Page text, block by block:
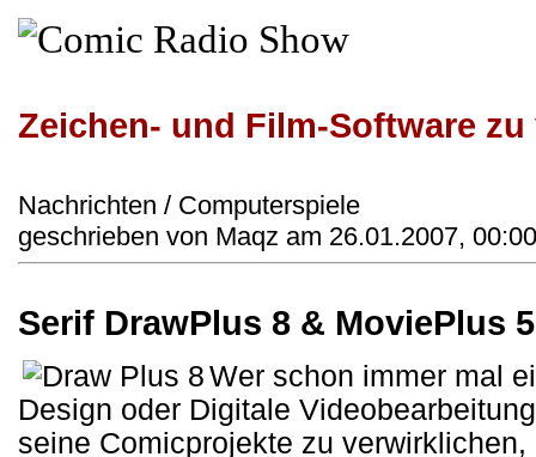
Zeichen- und Film-Software
Nachrichten / Computerspiele
geschrieben von Maqz am 26.01.2007,
Serif DrawPlus 8 & MoviePlus 5
Wer schon immer mal
Design oder Digitale
seine Comicprojekte zu